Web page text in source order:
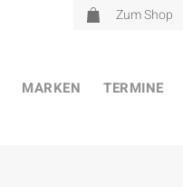
Zum Shop
MARKEN TERMINE